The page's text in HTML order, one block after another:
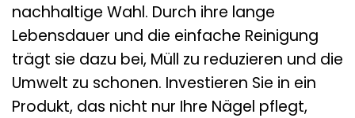
nachhaltige Wahl. Durch ihre lange
Lebensdauer und die einfache Reinigung
trägt sie dazu bei, Müll zu reduzieren und die
Umwelt zu schonen. Investieren Sie in ein
Produkt, das nicht nur Ihre Nägel pflegt,